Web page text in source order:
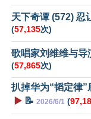
天下奇谭 (572) 忍
(57,135次)
歌唱家刘维维与导
(57,865次)
扒掉华为“韬定律”
▶️ 📝 2026/6/1 (